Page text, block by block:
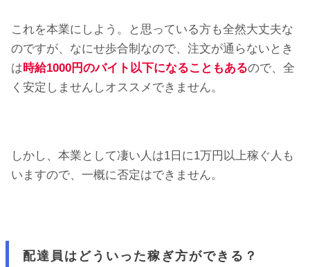
これを本業にしよう。と思っている方も全然大丈夫な
のですが、なにせ歩合制なので、注文が通らないとき
は時給1000円のバイト以下になることもあるので、全
く安定しませんしオススメできません。
しかし、本業として凄い人は1日に1万円以上稼ぐ人も
いますので、一概に否定はできません。
配達員はどういった稼ぎ方ができる？